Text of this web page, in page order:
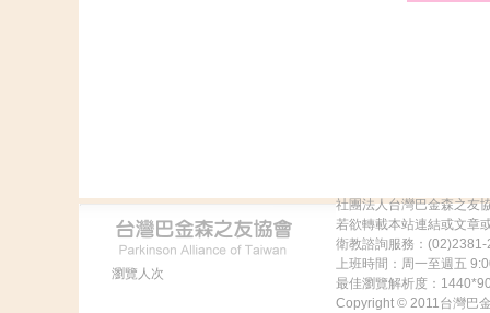
瀏覽人次
社團法人台灣巴金森
若欲轉載本站連結或文章
衛教諮詢服務：
上班時間：周一至週五
最佳瀏覽解析度：
Copyright © 2011台灣巴